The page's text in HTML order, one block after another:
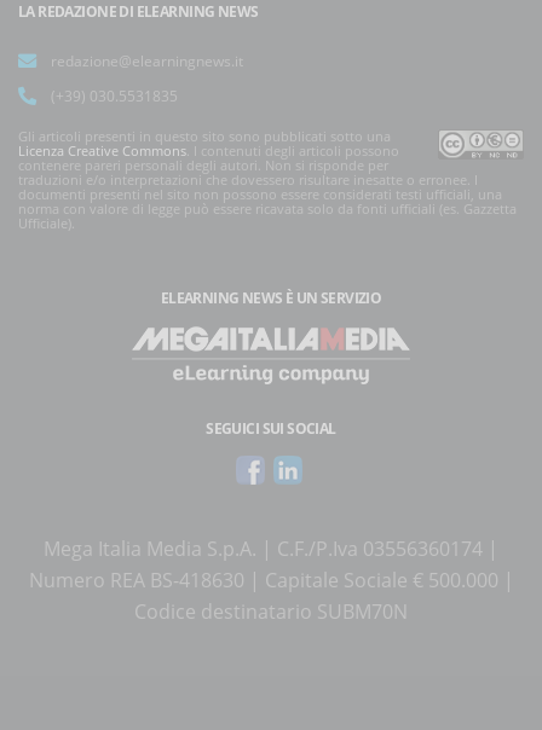
LA REDAZIONE DI ELEARNING NEWS
redazione@elearningnews.it
(+39) 030.5531835
Gli articoli presenti in questo sito sono pubblicati sotto una
Licenza Creative Commons. I contenuti degli articoli possono
contenere pareri personali degli autori. Non si risponde per
traduzioni e/o interpretazioni che dovessero risultare inesatte o erronee. I
documenti presenti nel sito non possono essere considerati testi ufficiali, una
norma con valore di legge può essere ricavata solo da fonti ufficiali (es. Gazzetta
Ufficiale).
ELEARNING NEWS È UN SERVIZIO
SEGUICI SUI SOCIAL
Mega Italia Media S.p.A. | C.F./P.Iva 03556360174 |
Numero REA BS-418630 | Capitale Sociale € 500.000 |
Codice destinatario SUBM70N